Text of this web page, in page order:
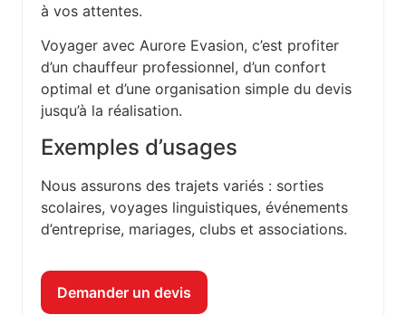
à vos attentes.
Voyager avec Aurore Evasion, c’est profiter
d’un chauffeur professionnel, d’un confort
optimal et d’une organisation simple du devis
jusqu’à la réalisation.
Exemples d’usages
Nous assurons des trajets variés : sorties
scolaires, voyages linguistiques, événements
d’entreprise, mariages, clubs et associations.
Demander un devis